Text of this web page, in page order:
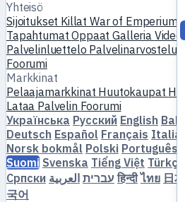
Yhteisö
Sijoitukset Killat War of Emperium
TapahtumatOppaatGalleria Video
Palvelinluettelo Palvelinarvostelut
Foorumi
Markkinat
Pelaajamarkkinat Huutokaupat
Lataa Palvelin Foorumi
Українська Русский English
Deutsch Español Français
Norsk bokmål Polski Português
Suomi Svenska Tiếng Việt Türkçe
Српски
עברית العربية हिन्दी ไทย 日
국어